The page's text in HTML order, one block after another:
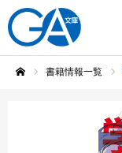
書籍情報一覧